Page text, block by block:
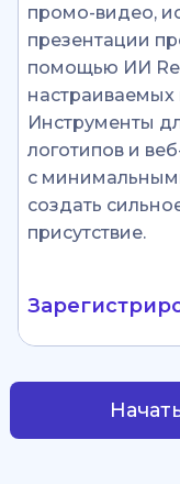
промо-видео,
презентации
помощью ИИ
Инструменты
логотипов и
с
создать
присутствие.